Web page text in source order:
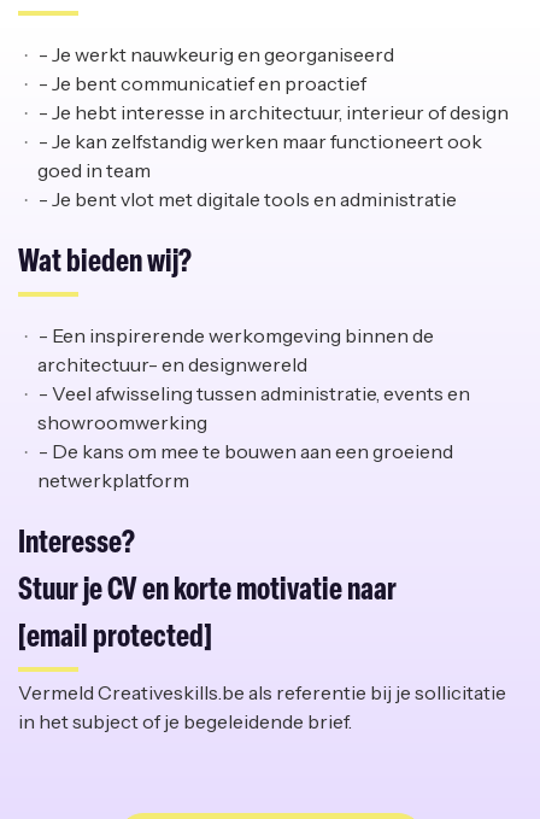
- Je werkt nauwkeurig en georganiseerd
- Je bent communicatief en proactief
- Je hebt interesse in architectuur, interieur of design
- Je kan zelfstandig werken maar functioneert ook
goed in team
- Je bent vlot met digitale tools en administratie
Wat bieden wij?
- Een inspirerende werkomgeving binnen de
architectuur- en designwereld
- Veel afwisseling tussen administratie, events en
showroomwerking
- De kans om mee te bouwen aan een groeiend
netwerkplatform
Interesse?
Stuur je CV en korte motivatie naar
[email protected]
Vermeld Creativeskills.be als referentie bij je sollicitatie
in het subject of je begeleidende brief.